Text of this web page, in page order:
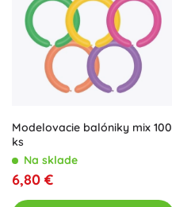
Modelovacie balóniky mix 100
ks
Na sklade
6,80 €